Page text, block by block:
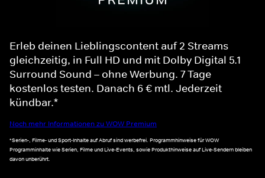
Erleb deinen Lieblingscontent auf 2 Streams
gleichzeitig, in Full HD und mit Dolby Digital 5.1
Surround Sound – ohne Werbung. 7 Tage
kostenlos testen. Danach 6 € mtl. Jederzeit
kündbar.*
Noch mehr Informationen zu WOW Premium
*Serien-, Filme- und Sport-Inhalte auf Abruf sind werbefrei. Programmhinweise für WOW
Programminhalte wie Serien, Filme und Live-Events, sowie Produkthinweise auf Live-Sendern bleiben
davon unberührt.